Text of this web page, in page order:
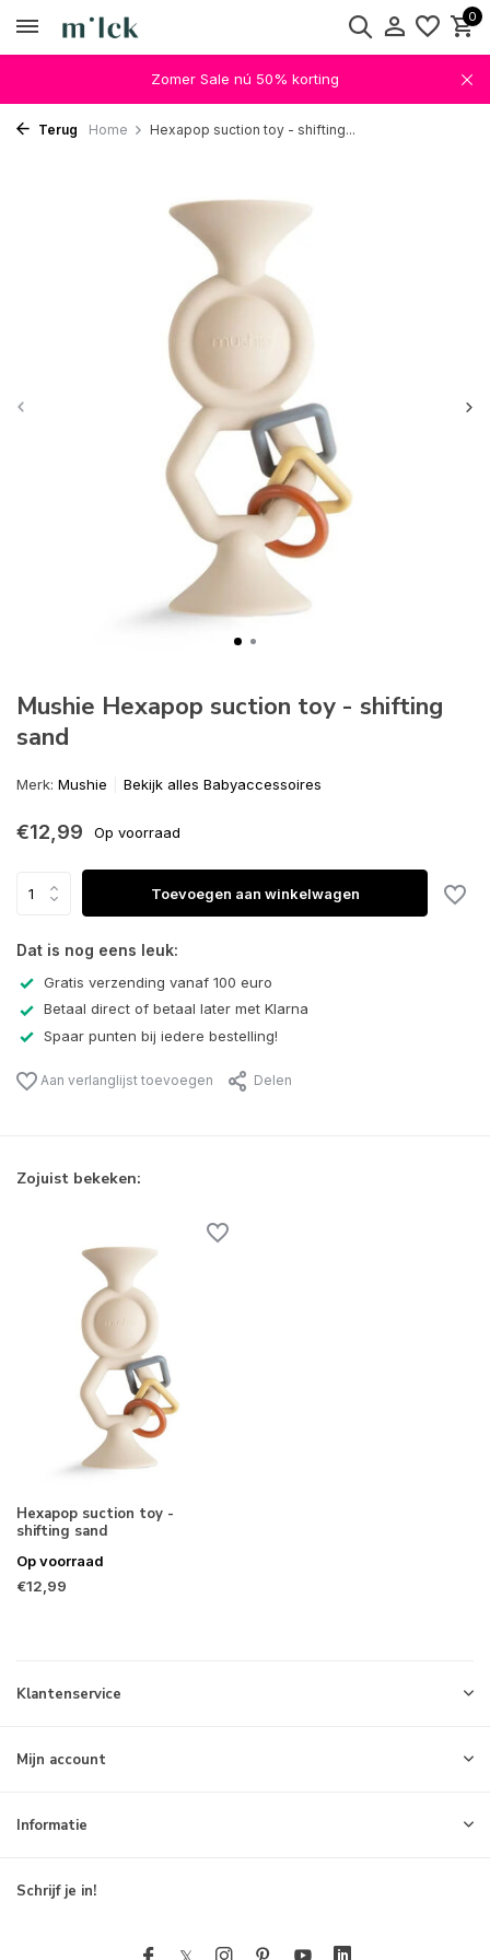
0
Zomer Sale nú 50% korting
Terug Home Hexapop suction toy - shifting...
Mushie Hexapop suction toy - shifting
sand
Merk: Mushie Bekijk alles Babyaccessoires
€12,99 Op voorraad
Toevoegen aan winkelwagen
Dat is nog eens leuk:
Gratis verzending vanaf 100 euro
Betaal direct of betaal later met Klarna
Spaar punten bij iedere bestelling!
Aan verlanglijst toevoegen Delen
Zojuist bekeken:
Hexapop suction toy -
shifting sand
Op voorraad
€12,99
Klantenservice
Mijn account
Informatie
Schrijf je in!